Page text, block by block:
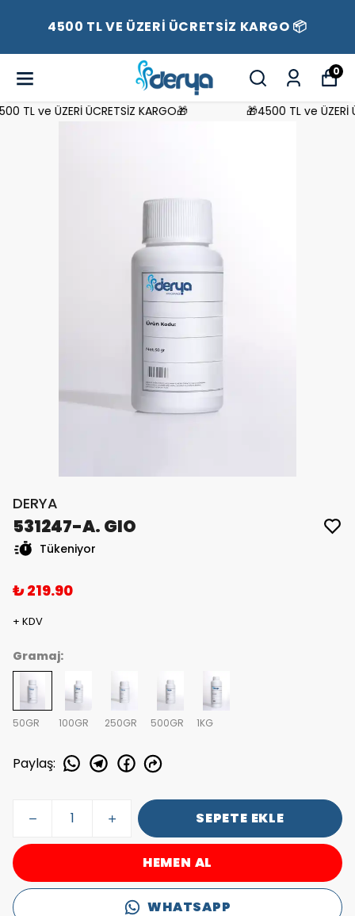
4500 TL VE ÜZERİ ÜCRETSİZ KARGO 📦
0
TL ve ÜZERİ ÜCRETSİZ KARGO🎁 🎁4500 TL ve ÜZERİ
DERYA
531247-A. GIO
Tükeniyor
₺ 219.90
+ KDV
Gramaj:
50GR 100GR 250GR 500GR 1KG
Paylaş:
SEPETE EKLE
HEMEN AL
WHATSAPP